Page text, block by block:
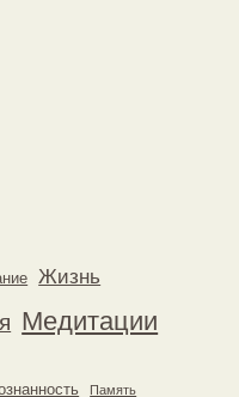
Жизнь
Медитации
Память